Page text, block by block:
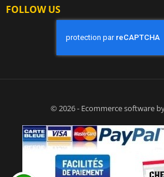
FOLLOW US
© 2026 - Ecommerce software